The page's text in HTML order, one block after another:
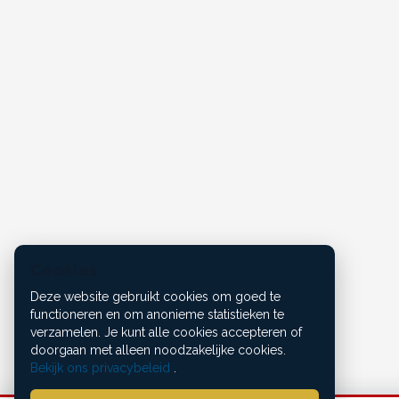
Deze website gebruikt cookies om goed te
functioneren en om anonieme statistieken te
verzamelen. Je kunt alle cookies accepteren of
doorgaan met alleen noodzakelijke cookies.
Bekijk ons privacybeleid